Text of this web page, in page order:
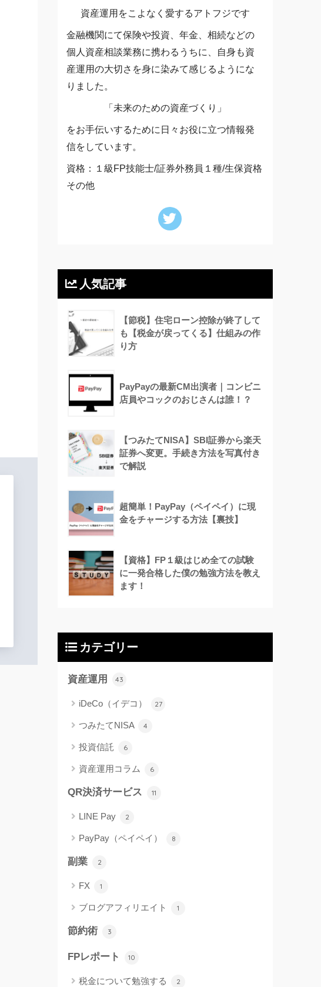
資産運用をこよなく愛するアトフジです
金融機関にて保険や投資、年金、相続などの
個人資産相談業務に携わるうちに、自身も資
産運用の大切さを身に染みて感じるようにな
りました。
「未来のための資産づくり」
をお手伝いするために日々お役に立つ情報発
信をしています。
資格：１級FP技能士/証券外務員１種/生保資格
その他
人気記事
【節税】住宅ローン控除が終了して
も【税金が戻ってくる】仕組みの作
り方
PayPayの最新CM出演者｜コンビニ
店員やコックのおじさんは誰！？
【つみたてNISA】SBI証券から楽天
証券へ変更。手続き方法を写真付き
で解説
超簡単！PayPay（ペイペイ）に現
金をチャージする方法【裏技】
【資格】FP１級はじめ全ての試験
に一発合格した僕の勉強方法を教え
ます！
カテゴリー
資産運用 43
iDeCo（イデコ） 27
つみたてNISA 4
投資信託 6
資産運用コラム 6
QR決済サービス 11
LINE Pay 2
PayPay（ペイペイ） 8
副業 2
FX 1
ブログアフィリエイト 1
節約術 3
FPレポート 10
税金について勉強する 2